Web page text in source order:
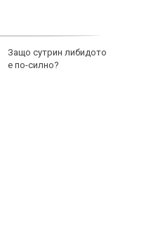
Защо сутрин либидото
е по-силно?